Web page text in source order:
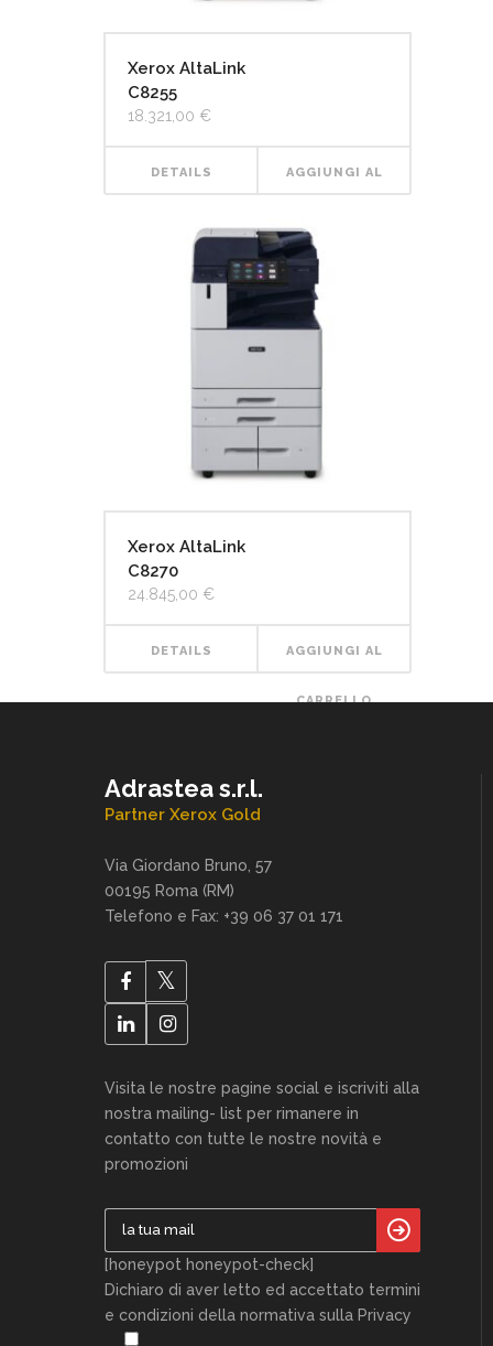
Xerox AltaLink
C8255
18.321,00 €
DETAILS AGGIUNGI AL
Xerox AltaLink
C8270
24.845,00 €
DETAILS AGGIUNGI AL
CARRELLO
Adrastea s.r.l.
Partner Xerox Gold
Via Giordano Bruno, 57
00195 Roma (RM)
Telefono e Fax: +39 06 37 01 171
Visita le nostre pagine social e iscriviti alla
nostra mailing- list per rimanere in
contatto con tutte le nostre novità e
promozioni
[honeypot honeypot-check]
Dichiaro di aver letto ed accettato termini
e condizioni della normativa sulla Privacy